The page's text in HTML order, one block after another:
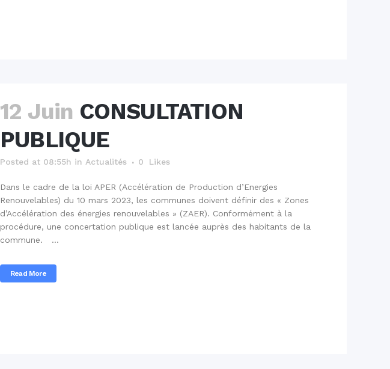
12 Juin CONSULTATION
PUBLIQUE
Posted at 08:55h in Actualités 0 Likes
Dans le cadre de la loi APER (Accélération de Production d’Energies
Renouvelables) du 10 mars 2023, les communes doivent définir des « Zones
d’Accélération des énergies renouvelables » (ZAER). Conformément à la
procédure, une concertation publique est lancée auprès des habitants de la
commune. ...
Read More